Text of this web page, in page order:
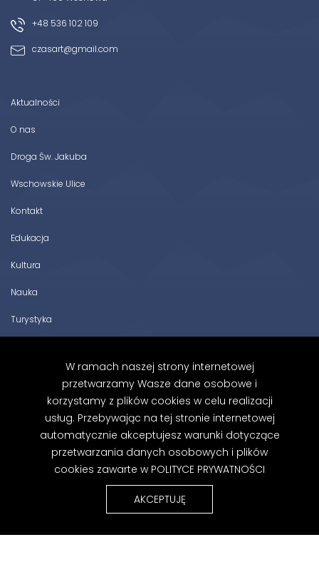
W ramach naszej strony internetowej
przetwarzamy Wasze dane osobowe i
korzystamy z plików cookies w celu realizacji
usług. Przebywając na tej stronie internetowej
automatycznie akceptujesz warunki dotyczące
przetwarzania danych osobowych i plików
cookies zawarte w POLITYCE PRYWATNOŚCI
AKCEPTUJĘ
+48 536 102 109
czasart@gmail.com
Aktualności
O nas
Droga Św. Jakuba
Wschowskie Ulice
Kontakt
Edukacja
Kultura
Nauka
Turystyka
Instagram
Polityka prywatności
Zapisz się do newslettera